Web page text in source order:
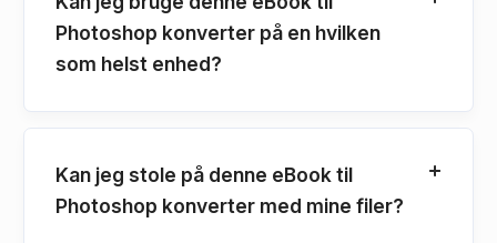
Photoshop konverter på en hvilken
som helst enhed?
Kan jeg stole på denne eBook til
Photoshop konverter med mine filer?